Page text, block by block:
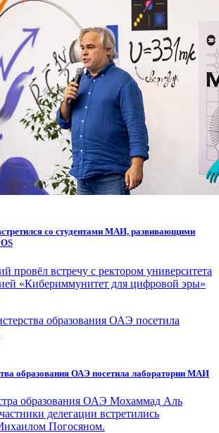
со студентами МАИ, развивающими
провёл встречу с ректором университета
«Кибериммунитет для цифровой эры»
образования ОАЭ посетила лаборатории МАИ
образования ОАЭ Мохаммад Аль
делегации встретились
Погосяном.